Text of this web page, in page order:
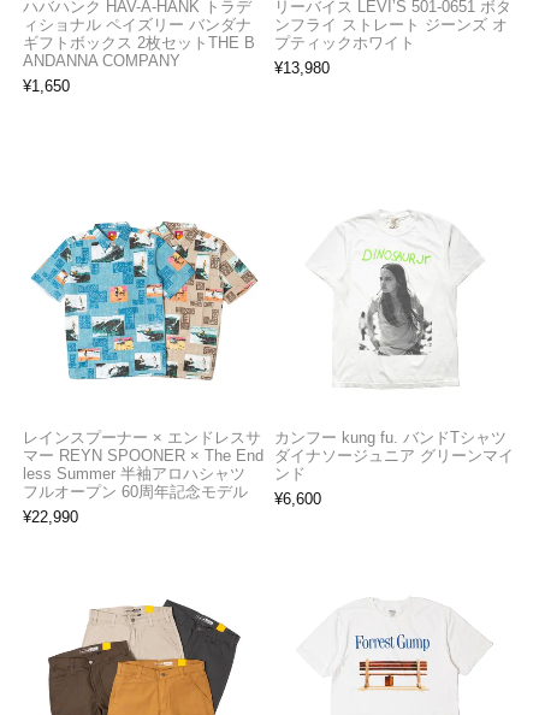
ハバハンク HAV-A-HANK トラデ
ィショナル ペイズリー バンダナ
ギフトボックス 2枚セットTHE B
ANDANNA COMPANY
¥1,650
リーバイス LEVI’S 501-0651 ボタ
ンフライ ストレート ジーンズ オ
プティックホワイト
¥13,980
レインスプーナー × エンドレスサ
マー REYN SPOONER × The End
less Summer 半袖アロハシャツ
フルオープン 60周年記念モデル
¥22,990
カンフー kung fu. バンドTシャツ
ダイナソージュニア グリーンマイ
ンド
¥6,600